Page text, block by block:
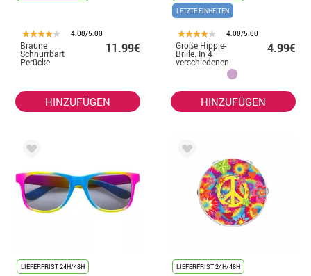
4.08/5.00
Braune
Schnurrbart
Perücke
11.99€
HINZUFÜGEN
LETZTE EINHEITEN
4.08/5.00
Große Hippie-
Brille. In 4
verschiedenen
Farben erhältlich
4.99€
HINZUFÜGEN
LIEFERFRIST 24H/48H LIEFERFRIST 24H/48H